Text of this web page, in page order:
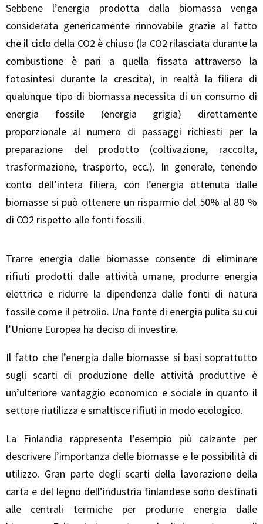
Sebbene l’energia prodotta dalla biomassa venga
considerata genericamente rinnovabile grazie al fatto
che il ciclo della CO2 è chiuso (la CO2 rilasciata durante la
combustione è pari a quella fissata attraverso la
fotosintesi durante la crescita), in realtà la filiera di
qualunque tipo di biomassa necessita di un consumo di
energia fossile (energia grigia) direttamente
proporzionale al numero di passaggi richiesti per la
preparazione del prodotto (coltivazione, raccolta,
trasformazione, trasporto, ecc.). In generale, tenendo
conto dell’intera filiera, con l’energia ottenuta dalle
biomasse si può ottenere un risparmio dal 50% al 80 %
di CO2 rispetto alle fonti fossili.
Trarre energia dalle biomasse consente di eliminare
rifiuti prodotti dalle attività umane, produrre energia
elettrica e ridurre la dipendenza dalle fonti di natura
fossile come il petrolio. Una fonte di energia pulita su cui
l’Unione Europea ha deciso di investire.
Il fatto che l’energia dalle biomasse si basi soprattutto
sugli scarti di produzione delle attività produttive è
un’ulteriore vantaggio economico e sociale in quanto il
settore riutilizza e smaltisce rifiuti in modo ecologico.
La Finlandia rappresenta l’esempio più calzante per
descrivere l’importanza delle biomasse e le possibilità di
utilizzo. Gran parte degli scarti della lavorazione della
carta e del legno dell’industria finlandese sono destinati
alle centrali termiche per produrre energia dalle